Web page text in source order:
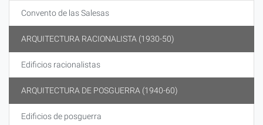
Convento de las Salesas
ARQUITECTURA RACIONALISTA (1930-50)
Edificios racionalistas
ARQUITECTURA DE POSGUERRA (1940-60)
Edificios de posguerra